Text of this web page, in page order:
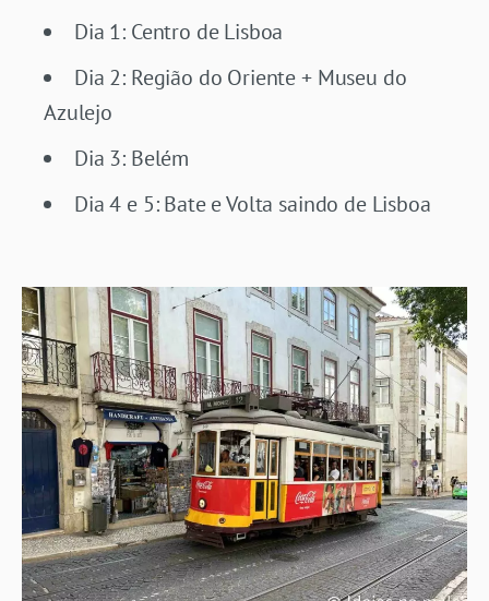
Dia 1: Centro de Lisboa
Dia 2: Região do Oriente + Museu do
Azulejo
Dia 3: Belém
Dia 4 e 5: Bate e Volta saindo de Lisboa